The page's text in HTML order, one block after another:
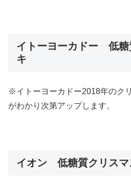
イトーヨーカドー 低糖
キ
※イトーヨーカドー2018年のク
がわかり次第アップします。
イオン 低糖質クリスマ